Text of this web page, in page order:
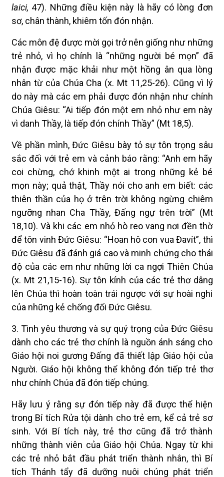
laici, 47). Những điều kiện này là hãy có lòng đơn
sơ, chân thành, khiêm tốn đón nhận.
Các môn đệ được mời gọi trở nên giống như những
trẻ nhỏ, vì họ chính là “những người bé mọn” đã
nhận được mặc khải như một hồng ân qua lòng
nhân từ của Chúa Cha (x. Mt 11,25-26). Cũng vì lý
do này mà các em phải được đón nhận như chính
Chúa Giêsu: “Ai tiếp đón một em nhỏ như em này
vì danh Thầy, là tiếp đón chính Thầy” (Mt 18,5).
Về phần mình, Đức Giêsu bày tỏ sự tôn trọng sâu
sắc đối với trẻ em và cảnh báo rằng: “Anh em hãy
coi chừng, chớ khinh một ai trong những kẻ bé
mọn này; quả thật, Thầy nói cho anh em biết: các
thiên thần của họ ở trên trời không ngừng chiêm
ngưỡng nhan Cha Thầy, Đấng ngự trên trời” (Mt
18,10). Và khi các em nhỏ hò reo vang nơi đền thờ
để tôn vinh Đức Giêsu: “Hoan hô con vua Đavít”, thì
Đức Giêsu đã đánh giá cao và minh chứng cho thái
độ của các em như những lời ca ngợi Thiên Chúa
(x. Mt 21,15-16). Sự tôn kính của các trẻ thơ dâng
lên Chúa thì hoàn toàn trái ngược với sự hoài nghi
của những kẻ chống đối Đức Giêsu.
3. Tình yêu thương và sự quý trọng của Đức Giêsu
dành cho các trẻ thơ chính là nguồn ánh sáng cho
Giáo hội noi gương Đấng đã thiết lập Giáo hội của
Người. Giáo hội không thể không đón tiếp trẻ thơ
như chính Chúa đã đón tiếp chúng.
Hãy lưu ý rằng sự đón tiếp này đã được thể hiện
trong Bí tích Rửa tội dành cho trẻ em, kể cả trẻ sơ
sinh. Với Bí tích này, trẻ thơ cũng đã trở thành
những thành viên của Giáo hội Chúa. Ngay từ khi
các trẻ nhỏ bắt đầu phát triển thành nhân, thì Bí
tích Thánh tẩy đã dưỡng nuôi chúng phát triển